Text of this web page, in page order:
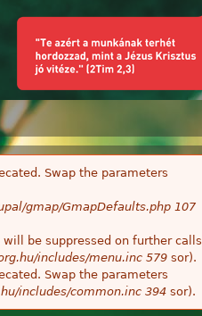
Swap the parameters
gmap/GmapDefaults.php 107
be suppressed on further calls
includes/menu.inc 579 sor).
Swap the parameters
includes/common.inc 394 sor).